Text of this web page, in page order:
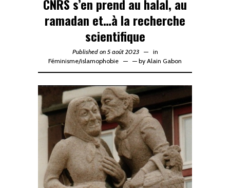
CNRS s’en prend au halal, au
ramadan et…à la recherche
scientifique
Published on 5 août 2023
in
Féminisme/islamophobie — by Alain Gabon